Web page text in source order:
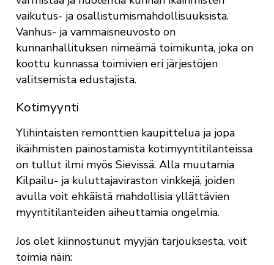
vaikutus- ja osallistumismahdollisuuksista.
Vanhus- ja vammaisneuvosto on
kunnanhallituksen nimeämä toimikunta, joka on
koottu kunnassa toimivien eri järjestöjen
valitsemista edustajista.
Kotimyynti
Ylihintaisten remonttien kaupittelua ja jopa
ikäihmisten painostamista kotimyyntitilanteissa
on tullut ilmi myös Sievissä. Alla muutamia
Kilpailu- ja kuluttajaviraston vinkkejä, joiden
avulla voit ehkäistä mahdollisia yllättävien
myyntitilanteiden aiheuttamia ongelmia.
Jos olet kiinnostunut myyjän tarjouksesta, voit
toimia näin: